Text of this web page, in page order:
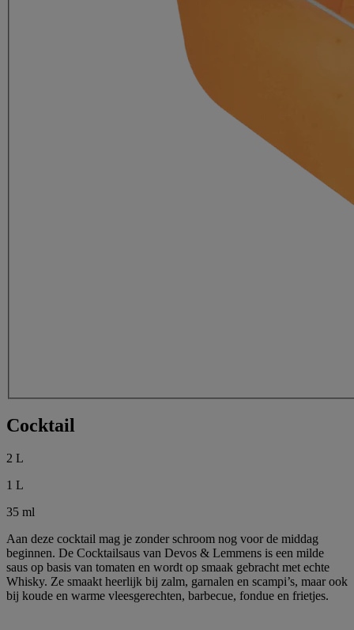
Cocktail
2 L
1 L
35 ml
Aan deze cocktail mag je zonder schroom nog voor de middag
beginnen. De Cocktailsaus van Devos & Lemmens is een milde
saus op basis van tomaten en wordt op smaak gebracht met echte
Whisky. Ze smaakt heerlijk bij zalm, garnalen en scampi’s, maar ook
bij koude en warme vleesgerechten, barbecue, fondue en frietjes.